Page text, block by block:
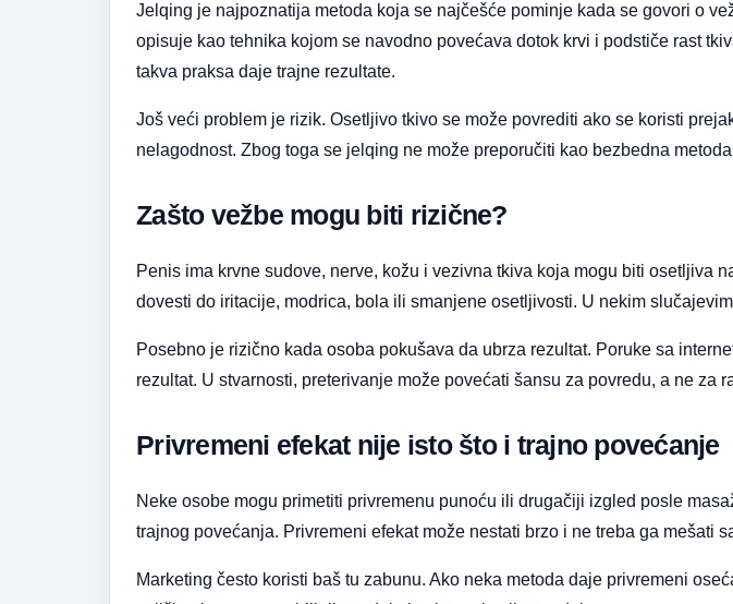
Jelqing je najpoznatija metoda koja se najčešće pominje kada se govori o
opisuje kao tehnika kojom se navodno povećava dotok krvi i podstiče rast
takva praksa daje trajne rezultate.
Još veći problem je rizik. Osetljivo tkivo se može povrediti ako se koristi
nelagodnost. Zbog toga se jelqing ne može preporučiti kao bezbedna
Zašto vežbe mogu biti rizične?
Penis ima krvne sudove, nerve, kožu i vezivna tkiva koja mogu biti osetljiva
dovesti do iritacije, modrica, bola ili smanjene osetljivosti. U nekim
Posebno je rizično kada osoba pokušava da ubrza rezultat. Poruke sa
rezultat. U stvarnosti, preterivanje može povećati šansu za povredu, a ne za
Privremeni efekat nije isto što i trajno povećanje
Neke osobe mogu primetiti privremenu punoću ili drugačiji izgled posle
trajnog povećanja. Privremeni efekat može nestati brzo i ne treba ga mešati
Marketing često koristi baš tu zabunu. Ako neka metoda daje privremeni